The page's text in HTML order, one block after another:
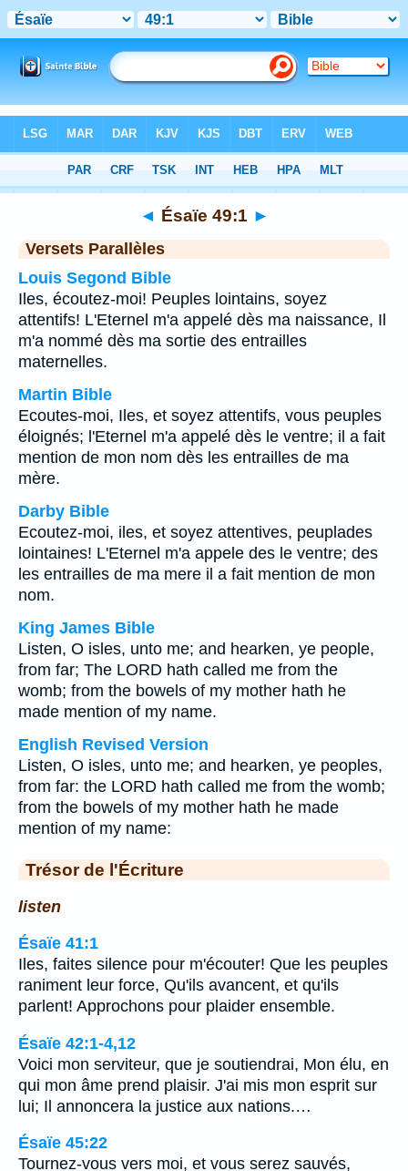
Chapitre 49> Verset 1
◄ Ésaïe 49:1 ►
Versets Parallèles
Louis Segond Bible
Iles, écoutez-moi! Peuples lointains, soyez
attentifs! L'Eternel m'a appelé dès ma naissance, Il
m'a nommé dès ma sortie des entrailles
maternelles.
Martin Bible
Ecoutes-moi, Iles, et soyez attentifs, vous peuples
éloignés; l'Eternel m'a appelé dès le ventre; il a fait
mention de mon nom dès les entrailles de ma
mère.
Darby Bible
Ecoutez-moi, iles, et soyez attentives, peuplades
lointaines! L'Eternel m'a appele des le ventre; des
les entrailles de ma mere il a fait mention de mon
nom.
King James Bible
Listen, O isles, unto me; and hearken, ye people,
from far; The LORD hath called me from the
womb; from the bowels of my mother hath he
made mention of my name.
English Revised Version
Listen, O isles, unto me; and hearken, ye peoples,
from far: the LORD hath called me from the womb;
from the bowels of my mother hath he made
mention of my name:
Trésor de l'Écriture
listen
Ésaïe 41:1
Iles, faites silence pour m'écouter! Que les peuples
raniment leur force, Qu'ils avancent, et qu'ils
parlent! Approchons pour plaider ensemble.
Ésaïe 42:1-4,12
Voici mon serviteur, que je soutiendrai, Mon élu, en
qui mon âme prend plaisir. J'ai mis mon esprit sur
lui; Il annoncera la justice aux nations.…
Ésaïe 45:22
Tournez-vous vers moi, et vous serez sauvés,